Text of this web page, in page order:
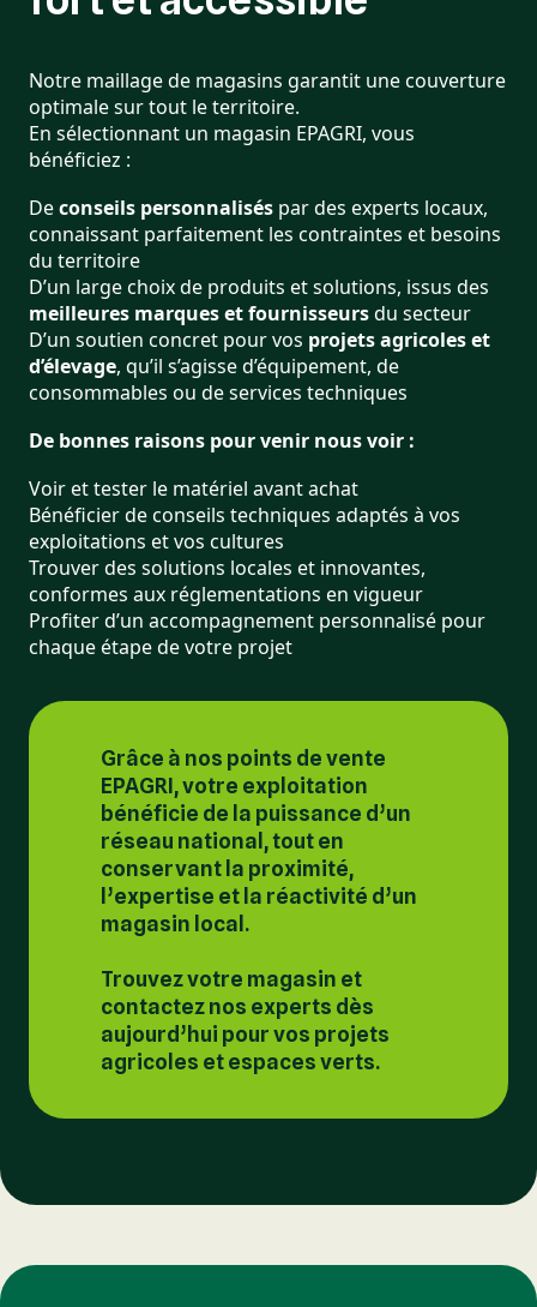
Notre maillage de magasins garantit une couverture
optimale sur tout le territoire.
En sélectionnant un magasin EPAGRI, vous
bénéficiez :
Deconseils personnalisés par des experts locaux,
connaissant parfaitement les contraintes et besoins
du territoire
D’un large choix de produits et solutions, issus des
meilleures marques et fournisseursdu secteur
D’un soutien concret pour vos projets agricoles et
d’élevage, qu’il s’agisse d’équipement, de
consommables ou de services techniques
De bonnes raisons pour venir nous voir :
Voir et tester le matériel avant achat
Bénéficier de conseils techniques adaptés à vos
exploitations et vos cultures
Trouver des solutions locales et innovantes,
conformes aux réglementations en vigueur
Profiter d’un accompagnement personnalisé pour
chaque étape de votre projet
Grâce à nos points de vente
EPAGRI, votre exploitation
bénéficie de la puissance d’un
réseau national, tout en
conservant la proximité,
l’expertise et la réactivité d’un
magasin local.
Trouvez votre magasin et
contactez nos experts dès
aujourd’hui pour vos projets
agricoles et espaces verts.